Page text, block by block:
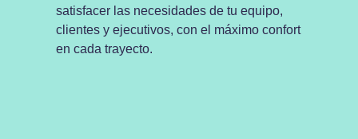
satisfacer las necesidades de tu equipo,
clientes y ejecutivos, con el máximo confort
en cada trayecto.